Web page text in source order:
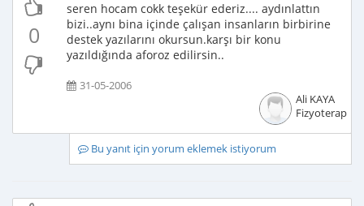
0
seren hocam cokk teşekür ederiz.... aydınlattın
bizi..aynı bina içinde çalışan insanların birbirine
destek yazılarını okursun.karşı bir konu
yazıldığında aforoz edilirsin..
31-05-2006
Ali KAYA
Fizyoterapist
Bu yanıt için yorum eklemek istiyorum